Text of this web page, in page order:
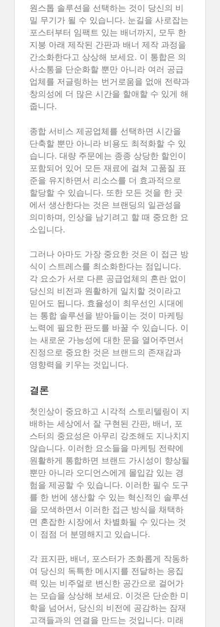
원스톱 솔루션을 선택하는 것이 당신의 비
밀 무기가 될 수 있습니다. 눈길을 사로잡는
포스터부터 임팩트 있는 배너까지, 모두 한
지붕 아래 제작된 간판과 배너 제작 과정을
간소화한다고 상상해 보세요. 이 통합은 의
사소통을 단순화할 뿐만 아니라 여러 공급
업체를 저글링하는 번거로움을 없애 전략과
창의성에 더 많은 시간을 할애할 수 있게 해
줍니다.
종합 서비스 제공업체를 선택하면 시간을
단축할 뿐만 아니라 비용도 최적화할 수 있
습니다. 대량 주문에는 종종 상당한 할인이
포함되어 있어 모든 재료에 걸쳐 고품질 표
준을 유지하면서 리소스를 더 효과적으로
할당할 수 있습니다. 또한 모든 것을 한 곳
에서 생산한다는 것은 브랜딩의 일관성을
의미하며, 인상을 남기려고 할 때 중요한 요
소입니다.
그러나 아마도 가장 중요한 것은 이 접근 방
식이 스트레스를 최소화한다는 점입니다.
각 요소가 서로 다른 공급업체의 혼란 없이
당신의 비전과 원활하게 일치할 것이라고
믿어도 됩니다. 효율성이 최우선인 시대에
는 통합 솔루션을 받아들이는 것이 마케팅
노력에 필요한 판도를 바꿀 수 있습니다. 이
는 새로운 가능성에 대한 문을 열어주면서
진정으로 중요한 것은 브랜드의 존재감과
영향력을 키우는 것입니다.
결론
첫인상이 중요하고 시각적 스토리텔링이 지
배하는 세상에서 잘 구현된 간판, 배너, 포
스터의 중요성은 아무리 강조해도 지나치지
않습니다. 이러한 요소들을 마케팅 전략에
원활하게 통합하면 브랜드 가시성이 향상될
뿐만 아니라 오디언스에게 몰입감 있는 경
험을 제공할 수 있습니다. 이러한 필수 도구
를 한 번에 생산할 수 있는 혁신적인 솔루션
을 모색하면서 이러한 접근 방식을 채택하
면 혼잡한 시장에서 차별화될 수 있다는 것
이 점점 더 분명해지고 있습니다.
각 표지판, 배너, 포스터가 조화롭게 작동하
여 당신의 독특한 메시지를 전달하는 응집
력 있는 비주얼로 변신한 공간으로 걸어가
는 모습을 상상해 보세요. 이것은 단순한 미
학을 넘어서, 당신의 비전에 공감하는 잠재
고객들과의 연결을 만드는 것입니다. 미래